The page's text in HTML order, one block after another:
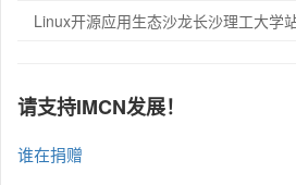
Linux开源应用生态沙龙长沙理工大学
请支持IMCN发展！
谁在捐赠